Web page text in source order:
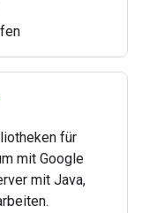
für
mit Google
mit Java,